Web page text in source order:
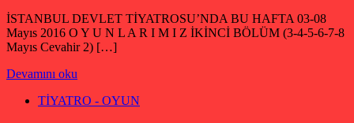
İSTANBUL DEVLET TİYATROSU’NDA BU HAFTA 03-08
Mayıs 2016 O Y U N L A R I M I Z İKİNCİ BÖLÜM (3-4-5-6-7-8
Mayıs Cevahir 2) […]
Devamını oku
TİYATRO - OYUN